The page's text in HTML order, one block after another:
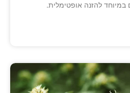
במיוחד להזנה אופטימלית.